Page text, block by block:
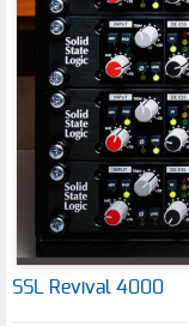
SSL Revival 4000